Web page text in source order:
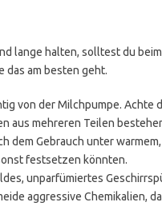
lange halten, solltest du
das am besten geht.
von der Milchpumpe. Achte
aus mehreren Teilen
dem Gebrauch unter
festsetzen könnten.
unparfümiertes
aggressive Chemikalien,